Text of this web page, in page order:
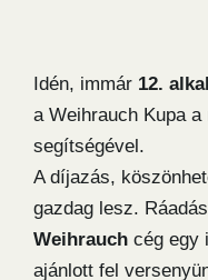
Idén, immár 12.
a Weihrauch Kupa
segítségével.
A díjazás,
gazdag lesz.
Weihrauch cég egy
ajánlott fel